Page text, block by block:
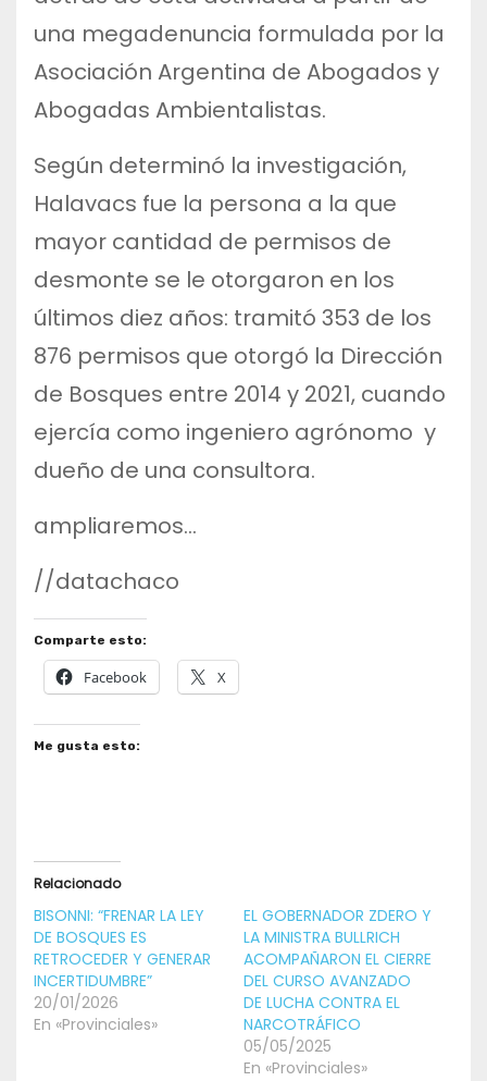
una megadenuncia formulada por la
Asociación Argentina de Abogados y
Abogadas Ambientalistas.
Según determinó la investigación,
Halavacs fue la persona a la que
mayor cantidad de permisos de
desmonte se le otorgaron en los
últimos diez años: tramitó 353 de los
876 permisos que otorgó la Dirección
de Bosques entre 2014 y 2021, cuando
ejercía como ingeniero agrónomo y
dueño de una consultora.
ampliaremos…
//datachaco
Comparte esto:
Facebook X
Me gusta esto:
Relacionado
BISONNI: “FRENAR LA LEY
DE BOSQUES ES
RETROCEDER Y GENERAR
INCERTIDUMBRE”
20/01/2026
En «Provinciales»
EL GOBERNADOR ZDERO Y
LA MINISTRA BULLRICH
ACOMPAÑARON EL CIERRE
DEL CURSO AVANZADO
DE LUCHA CONTRA EL
NARCOTRÁFICO
05/05/2025
En «Provinciales»